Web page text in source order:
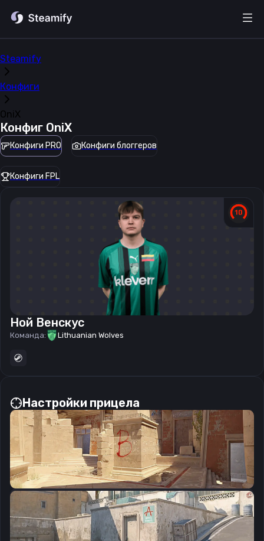
Steamify
Конфиги
OniX
Конфиг OniX
Конфиги PRO Конфиги блоггеров
Конфиги FPL
Ной Венскус
Команда: Lithuanian Wolves
Настройки прицела
CSGO-5ypKv-TdkVC-MTQiq-CkZSy-A2QRO